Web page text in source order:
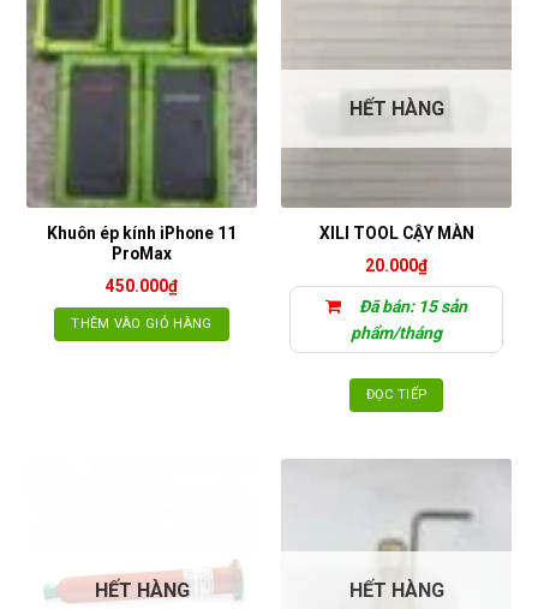
Khuôn ép kính iPhone 11
ProMax
450.000₫
THÊM VÀO GIỎ HÀNG
HẾT HÀNG
XILI TOOL CẬY MÀN
20.000₫
Đã bán: 15 sản
phẩm/tháng
ĐỌC TIẾP
HẾT HÀNG HẾT HÀNG